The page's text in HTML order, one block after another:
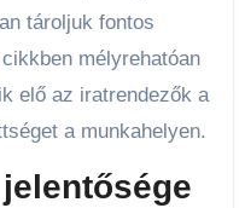
tároljuk fontos
mélyrehatóan
elő az iratrendezők a
a munkahelyen.